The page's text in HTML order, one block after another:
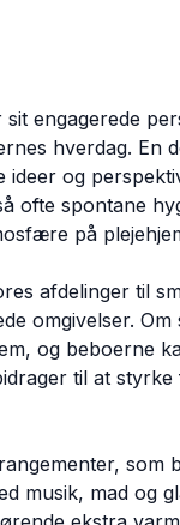
engagerede
hverdag. En
ideer og
ofte spontane
på
afdelinger til
omgivelser.
og beboerne
til at
som
musik, mad og